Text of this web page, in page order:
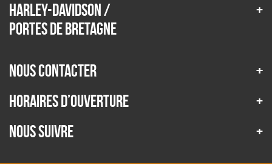
HARLEY-DAVIDSON /
PORTES DE BRETAGNE
NOUS CONTACTER
HORAIRES D’OUVERTURE
Nous Suivre